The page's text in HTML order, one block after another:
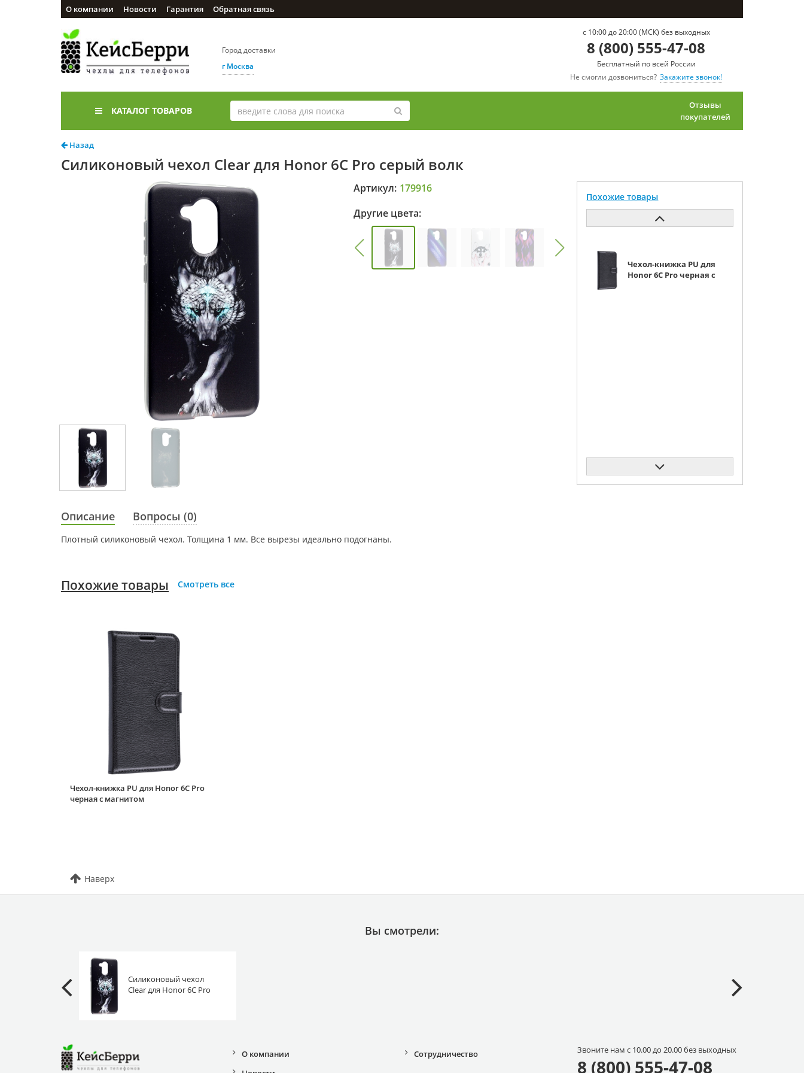
О компании Новости Гарантия Обратная связь
Город доставки
г Москва
c 10:00 до 20:00 (МСК) без выходных
8 (800) 555-47-08
Бесплатный по всей России
Не смогли дозвониться? Закажите звонок!
КАТАЛОГ ТОВАРОВ
Отзывы
покупателей
Назад
Силиконовый чехол Clear для Honor 6C Pro серый волк
Артикул: 179916
Другие цвета:
Похожие товары
Чехол-книжка PU для
Honor 6C Pro черная с
Описание Вопросы (0)
Плотный силиконовый чехол. Толщина 1 мм. Все вырезы идеально подогнаны.
Похожие товары Смотреть все
Чехол-книжка PU для Honor 6C Pro
черная с магнитом
Наверх
Вы смотрели:
Силиконовый чехол
Clear для Honor 6C Pro
О компании
Сотрудничество Звоните нам с 10.00 до 20.00 без выходных
8 (800) 555-47-08